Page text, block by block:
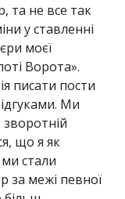
та не все так
у ставленні
моєї
Ворота».
писати пости
Ми
зворотній
що я як
стали
за межі певної